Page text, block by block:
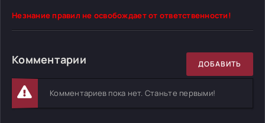
Незнание правил не освобождает от ответственности!
Комментарии ДОБАВИТЬ
Комментариев пока нет. Станьте первыми!